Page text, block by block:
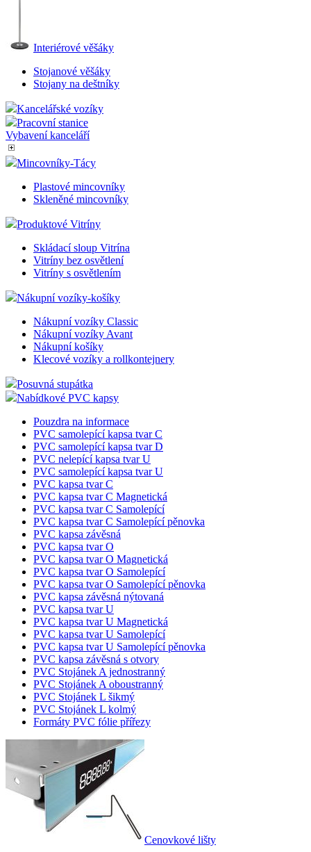
Interiérové věšáky
Stojanové věšáky
Stojany na deštníky
Kancelářské vozíky
Pracovní stanice
Vybavení kanceláří
Mincovníky-Tácy
Plastové mincovníky
Skleněné mincovníky
Produktové Vitríny
Skládací sloup Vitrína
Vitríny bez osvětlení
Vitríny s osvětlením
Nákupní vozíky-košíky
Nákupní vozíky Classic
Nákupní vozíky Avant
Nákupní košíky
Klecové vozíky a rollkontejnery
Posuvná stupátka
Nabídkové PVC kapsy
Pouzdra na informace
PVC samolepící kapsa tvar C
PVC samolepící kapsa tvar D
PVC nelepící kapsa tvar U
PVC samolepící kapsa tvar U
PVC kapsa tvar C
PVC kapsa tvar C Magnetická
PVC kapsa tvar C Samolepící
PVC kapsa tvar C Samolepící pěnovka
PVC kapsa závěsná
PVC kapsa tvar O
PVC kapsa tvar O Magnetická
PVC kapsa tvar O Samolepící
PVC kapsa tvar O Samolepící pěnovka
PVC kapsa závěsná nýtovaná
PVC kapsa tvar U
PVC kapsa tvar U Magnetická
PVC kapsa tvar U Samolepící
PVC kapsa tvar U Samolepící pěnovka
PVC kapsa závěsná s otvory
PVC Stojánek A jednostranný
PVC Stojánek A oboustranný
PVC Stojánek L šikmý
PVC Stojánek L kolmý
Formáty PVC fólie přířezy
Cenovkové lišty